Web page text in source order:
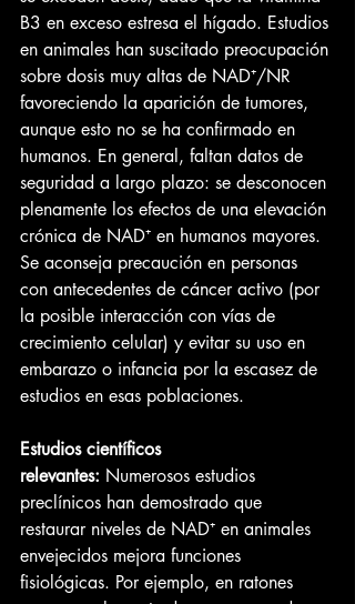
B3 en exceso estresa el hígado. Estudios
en animales han suscitado preocupación
sobre dosis muy altas de NAD⁺/NR
favoreciendo la aparición de tumores,
aunque esto no se ha confirmado en
humanos. En general, faltan datos de
seguridad a largo plazo: se desconocen
plenamente los efectos de una elevación
crónica de NAD⁺ en humanos mayores.
Se aconseja precaución en personas
con antecedentes de cáncer activo (por
la posible interacción con vías de
crecimiento celular) y evitar su uso en
embarazo o infancia por la escasez de
estudios en esas poblaciones.
Estudios científicos
relevantes: Numerosos estudios
preclínicos han demostrado que
restaurar niveles de NAD⁺ en animales
envejecidos mejora funciones
fisiológicas. Por ejemplo, en ratones